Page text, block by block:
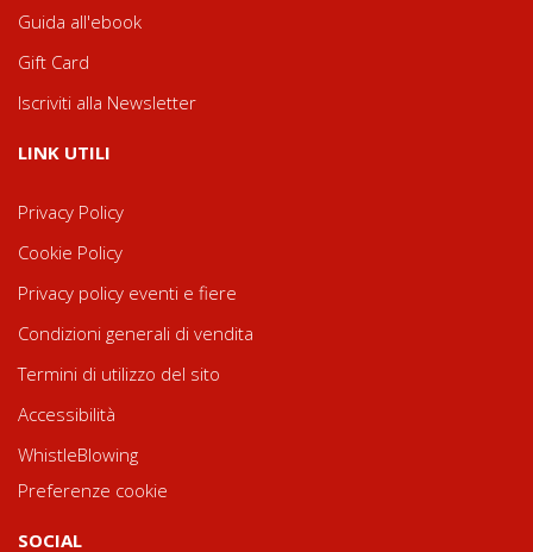
Guida all'ebook
Gift Card
Iscriviti alla Newsletter
LINK UTILI
Privacy Policy
Cookie Policy
Privacy policy eventi e fiere
Condizioni generali di vendita
Termini di utilizzo del sito
Accessibilità
WhistleBlowing
Preferenze cookie
SOCIAL